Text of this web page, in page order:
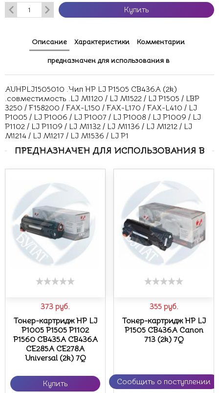
Купить
Описание Характеристики Комментарии
предназначен для использования в
AUHPLJ1505010 .Чип HP LJ P1505 CB436A (2k)
.совместимость .LJ M1120 / LJ M1522 / LJ P1505 / LBP
3250 / F158200 / FAX-L150 / FAX-L170 / FAX-L410 / LJ
P1005 / LJ P1006 / LJ P1007 / LJ P1008 / LJ P1009 / LJ
P1102 / LJ P1109 / LJ M1132 / LJ M1136 / LJ M1212 / LJ
M1214 / LJ M1217 / LJ M1536 / LJ P1
ПРЕДНАЗНАЧЕН ДЛЯ ИСПОЛЬЗОВАНИЯ В
373 руб.
Тонер-картридж HP LJ
P1005 P1505 P1102
P1560 CB435A CB436A
CE285A CE278A
Universal (2k) 7Q
Купить
355 руб.
Тонер-картридж HP LJ
P1505 CB436A Canon
713 (2k) 7Q
Сообщить о поступлении